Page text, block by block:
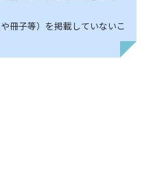
冊子等）を掲載していないこ